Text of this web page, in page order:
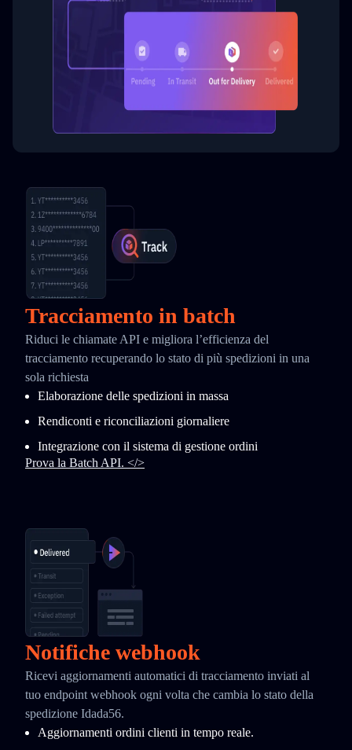
Tracciamento in batch
Riduci le chiamate API e migliora l’efficienza del
tracciamento recuperando lo stato di più spedizioni in una
sola richiesta
Elaborazione delle spedizioni in massa
Rendiconti e riconciliazioni giornaliere
Integrazione con il sistema di gestione ordini
Prova la Batch API. </>
Notifiche webhook
Ricevi aggiornamenti automatici di tracciamento inviati al
tuo endpoint webhook ogni volta che cambia lo stato della
spedizione Idada56.
Aggiornamenti ordini clienti in tempo reale.